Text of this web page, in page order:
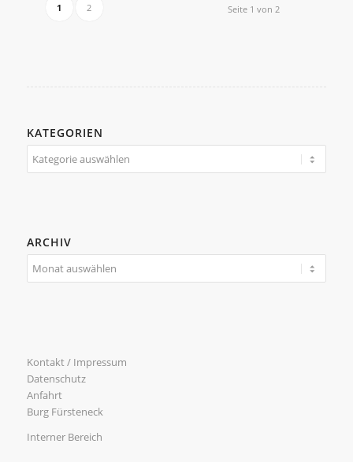
Seite 1 von 2
1 2
KATEGORIEN
Kategorien
ARCHIV
Kontakt / Impressum
Datenschutz
Anfahrt
Burg Fürsteneck
Interner Bereich